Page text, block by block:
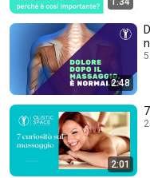
2:48
2:01